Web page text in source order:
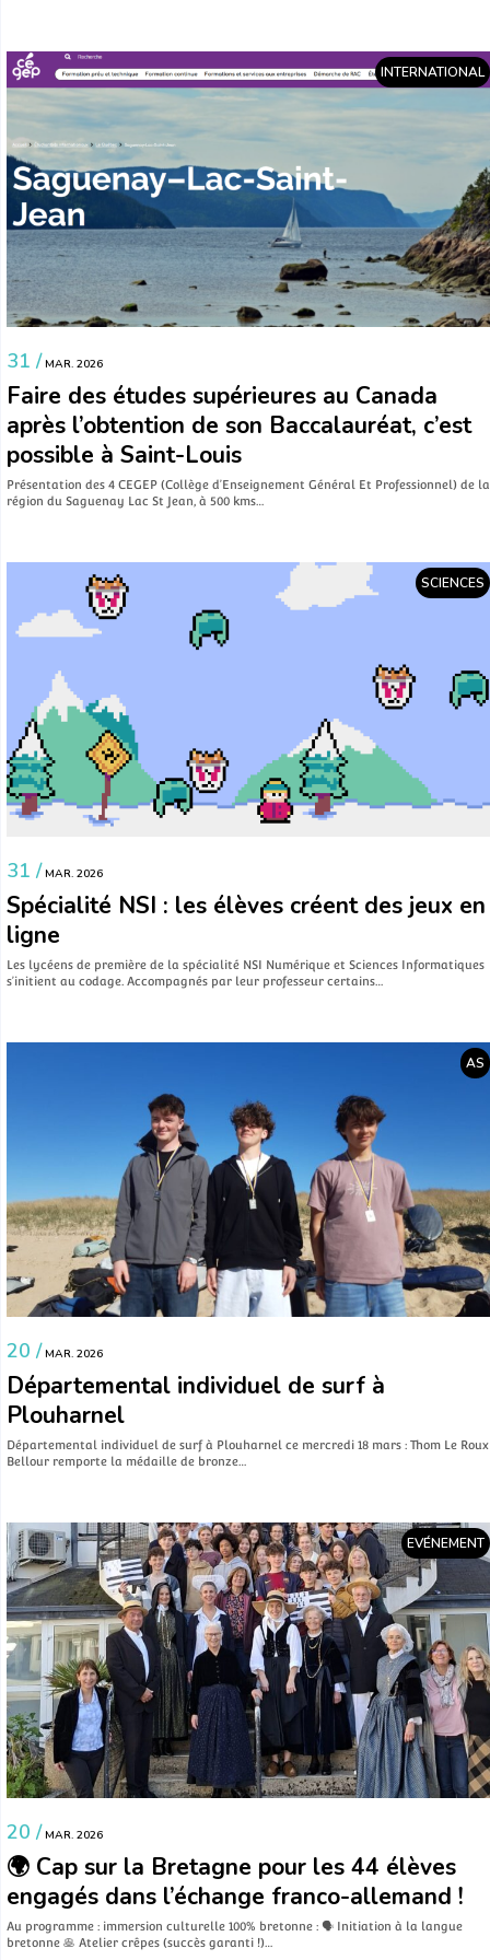
INTERNATIONAL
31 / MAR. 2026
Faire des études supérieures au Canada
après l’obtention de son Baccalauréat, c’est
possible à Saint-Louis
Présentation des 4 CEGEP (Collège d’Enseignement Général Et Professionnel) de la
région du Saguenay Lac St Jean, à 500 kms…
SCIENCES
31 / MAR. 2026
Spécialité NSI : les élèves créent des jeux en
ligne
Les lycéens de première de la spécialité NSI Numérique et Sciences Informatiques
s’initient au codage. Accompagnés par leur professeur certains…
AS
20 / MAR. 2026
Départemental individuel de surf à
Plouharnel
Départemental individuel de surf à Plouharnel ce mercredi 18 mars : Thom Le Roux
Bellour remporte la médaille de bronze…
EVÉNEMENT
20 / MAR. 2026
🌍 Cap sur la Bretagne pour les 44 élèves
engagés dans l’échange franco-allemand !
Au programme : immersion culturelle 100% bretonne : 🗣️ Initiation à la langue
bretonne 🥞 Atelier crêpes (succès garanti !)…